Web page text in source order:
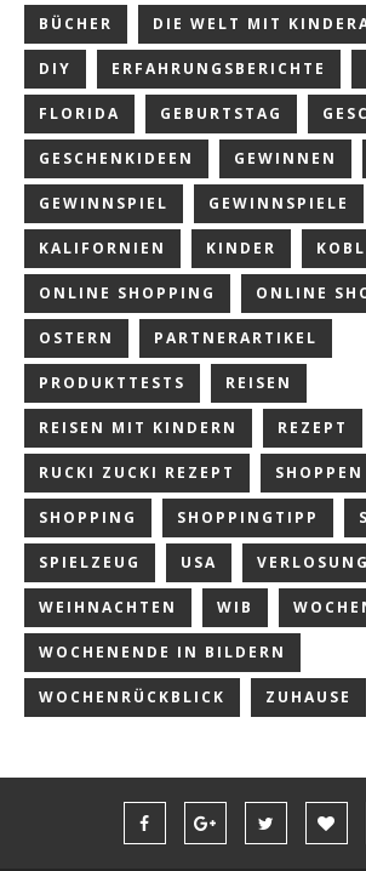
BÜCHER DIE WELT MIT
DIY ERFAHRUNGSBERICHTE
FLORIDA GEBURTSTAG
GESCHENKIDEEN GEWINNEN
GEWINNSPIEL GEWINNSPIELE
KALIFORNIEN KINDER
ONLINE SHOPPING ONLINE
OSTERN PARTNERARTIKEL
PRODUKTTESTS REISEN
REISEN MIT KINDERN REZEPT
RUCKI ZUCKI REZEPT
SHOPPING SHOPPINGTIPP
SPIELZEUG USA VERLOSUNG
WEIHNACHTEN WIB
WOCHENENDE IN BILDERN
WOCHENRÜCKBLICK ZUHAUSE